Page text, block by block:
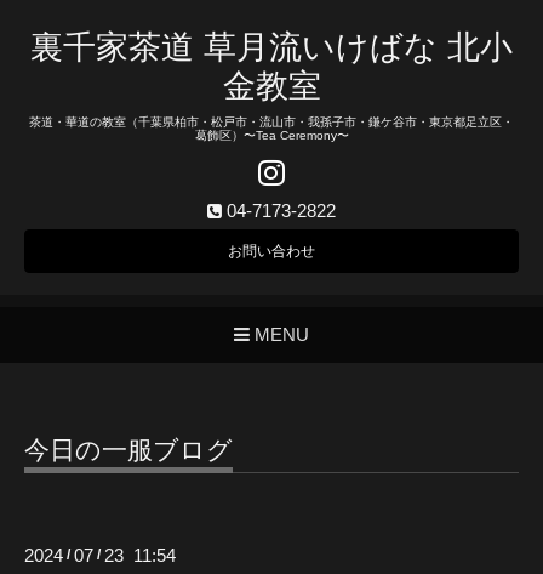
裏千家茶道 草月流いけばな 北小
金教室
茶道・華道の教室（千葉県柏市・松戸市・流山市・我孫子市・鎌ケ谷市・東京都足立区・
葛飾区）〜Tea Ceremony〜
04-7173-2822
お問い合わせ
MENU
今日の一服ブログ
2024 /07 / 23 11:54